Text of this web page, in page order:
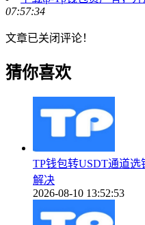
07:57:34
文章已关闭评论！
猜你喜欢
TP钱包转USDT通道
解决
2026-08-10 13:52:53